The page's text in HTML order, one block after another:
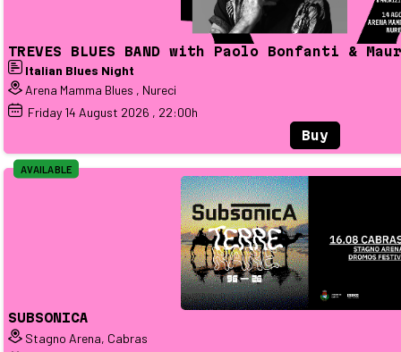
TREVES BLUES BAND with Paolo Bonfanti &
Italian Blues Night
Arena Mamma Blues , Nureci
Friday 14 August 2026 , 22:00h
Buy
SUBSONICA
Stagno Arena, Cabras
AVAILABLE